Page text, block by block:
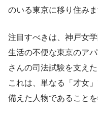
のいる東京に移り住みま
注目すべきは、神戸女
生活の不便な東京のア
さんの司法試験を支えた
これは、単なる「才女
備えた人物であることを